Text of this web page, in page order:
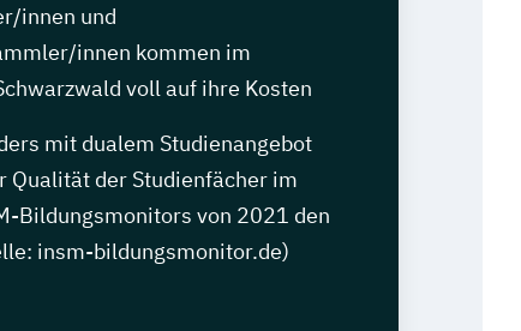
innen und
innen kommen im
voll auf ihre Kosten
mit dualem Studienangebot
Qualität der Studienfächer im
Bildungsmonitors von 2021 den
insm-bildungsmonitor.de)